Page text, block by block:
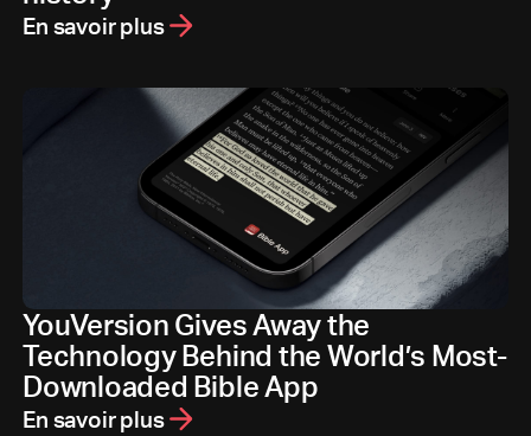
En savoir plus
YouVersion Gives Away the
Technology Behind the World’s Most-
Downloaded Bible App
En savoir plus